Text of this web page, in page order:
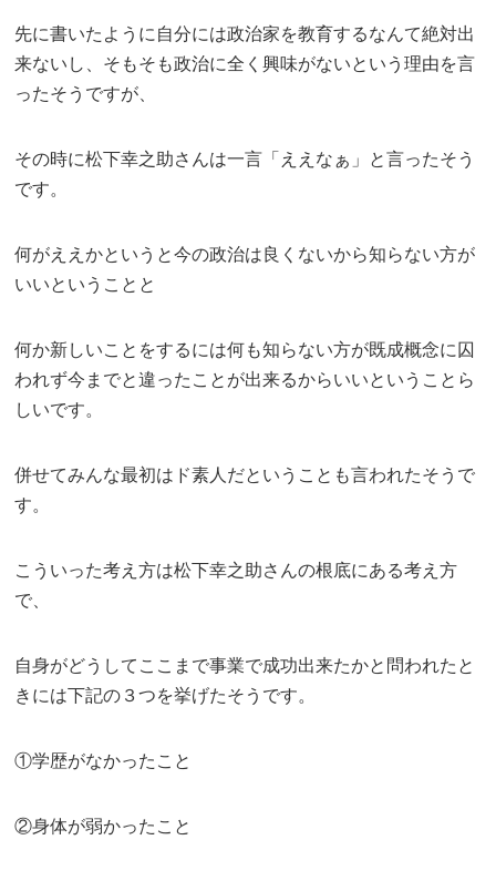
先に書いたように自分には政治家を教育するなんて絶対出
来ないし、そもそも政治に全く興味がないという理由を言
ったそうですが、
その時に松下幸之助さんは一言「ええなぁ」と言ったそう
です。
何がええかというと今の政治は良くないから知らない方が
いいということと
何か新しいことをするには何も知らない方が既成概念に囚
われず今までと違ったことが出来るからいいということら
しいです。
併せてみんな最初はド素人だということも言われたそうで
す。
こういった考え方は松下幸之助さんの根底にある考え方
で、
自身がどうしてここまで事業で成功出来たかと問われたと
きには下記の３つを挙げたそうです。
①学歴がなかったこと
②身体が弱かったこと